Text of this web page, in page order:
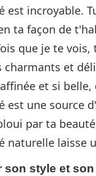
est incroyable.
ta façon de
que je te
charmants et
et si
est une source
par ta
naturelle laisse
son style et